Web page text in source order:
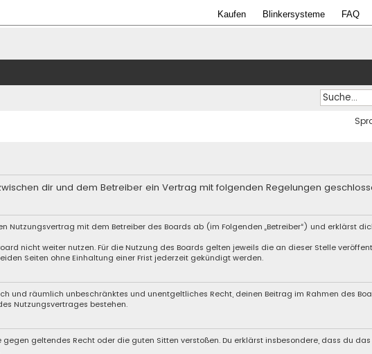
Kaufen Blinkersysteme FAQ
dir und dem Betreiber ein Vertrag mit folgenden Regelungen
Nutzungsvertrag mit dem Betreiber des Boards ab (im Folgenden „Betreiber“) und erklärst
nicht weiter nutzen. Für die Nutzung des Boards gelten jeweils die an dieser Stelle
Seiten ohne Einhaltung einer Frist jederzeit gekündigt werden.
und räumlich unbeschränktes und unentgeltliches Recht, deinen Beitrag im Rahmen des
Nutzungsvertrages bestehen.
geltendes Recht oder die guten Sitten verstoßen. Du erklärst insbesondere, dass du